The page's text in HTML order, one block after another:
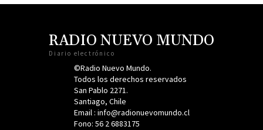
RADIO NUEVO MUNDO
Diario electrónico
©Radio Nuevo Mundo.
Todos los derechos reservados
San Pablo 2271.
Santiago, Chile
Email : info@radionuevomundo.cl
Fono: 56 2 6883175